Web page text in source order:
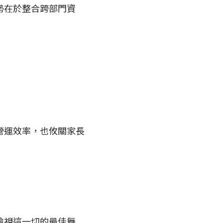
於整合跨部門資
效率，也攸關家長